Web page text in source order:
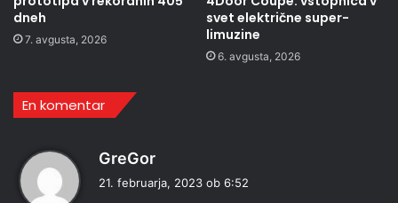
dneh
7. avgusta, 2026
svet električne super-
limuzine
6. avgusta, 2026
En komentar
GreGor
21. februarja, 2023 ob 6:52